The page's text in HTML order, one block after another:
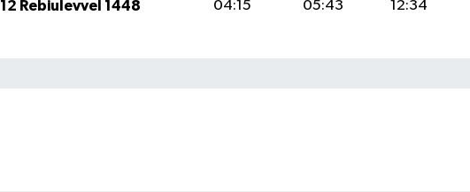
12 Rebiulevvel 1448 04:15 05:43 12:34